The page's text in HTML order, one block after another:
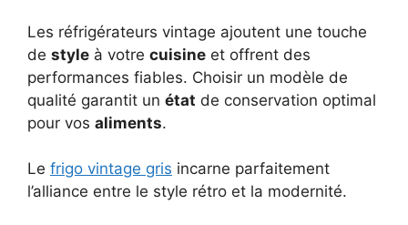
Les réfrigérateurs vintage ajoutent une touche
de style à votre cuisine et offrent des
performances fiables. Choisir un modèle de
qualité garantit un état de conservation optimal
pour vos aliments.
Le frigo vintage gris incarne parfaitement
l’alliance entre le style rétro et la modernité.